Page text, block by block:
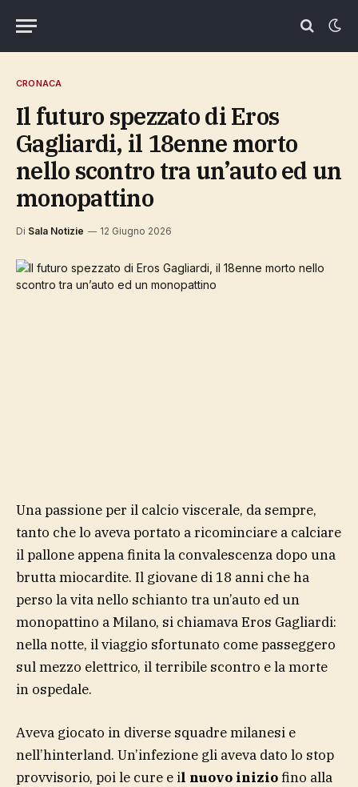
CRONACA
Il futuro spezzato di Eros
Gagliardi, il 18enne morto
nello scontro tra un’auto ed un
monopattino
Di Sala Notizie 12 Giugno 2026
Una passione per il calcio viscerale, da sempre,
tanto che lo aveva portato a ricominciare a calciare
il pallone appena finita la convalescenza dopo una
brutta miocardite. Il giovane di 18 anni che ha
perso la vita nello schianto tra un’auto ed un
monopattino a Milano, si chiamava Eros Gagliardi:
nella notte, il viaggio sfortunato come passeggero
sul mezzo elettrico, il terribile scontro e la morte
in ospedale.
Aveva giocato in diverse squadre milanesi e
nell’hinterland. Un’infezione gli aveva dato lo stop
provvisorio, poi le cure e il nuovo iniziofino alla